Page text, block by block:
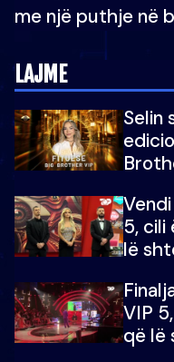
me një puthje në
LAJME
Selin
5, cili
lë
VIP
që lë